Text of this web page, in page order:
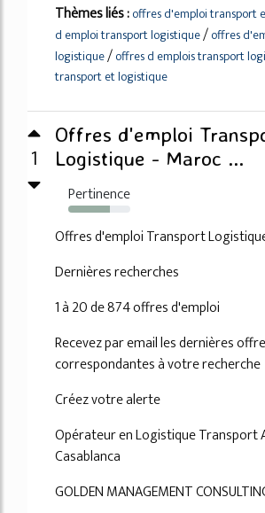
Thèmes liés :offres d'emploi transport
d emploi transport logistique/offres
logistique/offres d emplois transport
transport et logistique
1
Offres d'emploi
Logistique - Maroc ...
Pertinence
67%
Offres d'emploi Transport
Dernières recherches
1 à 20 de 874 offres d'emploi
Recevez par email les dernières
correspondantes à votre recherche
Créez votre alerte
Opérateur en Logistique Transport
Casablanca
GOLDEN MANAGEMENT